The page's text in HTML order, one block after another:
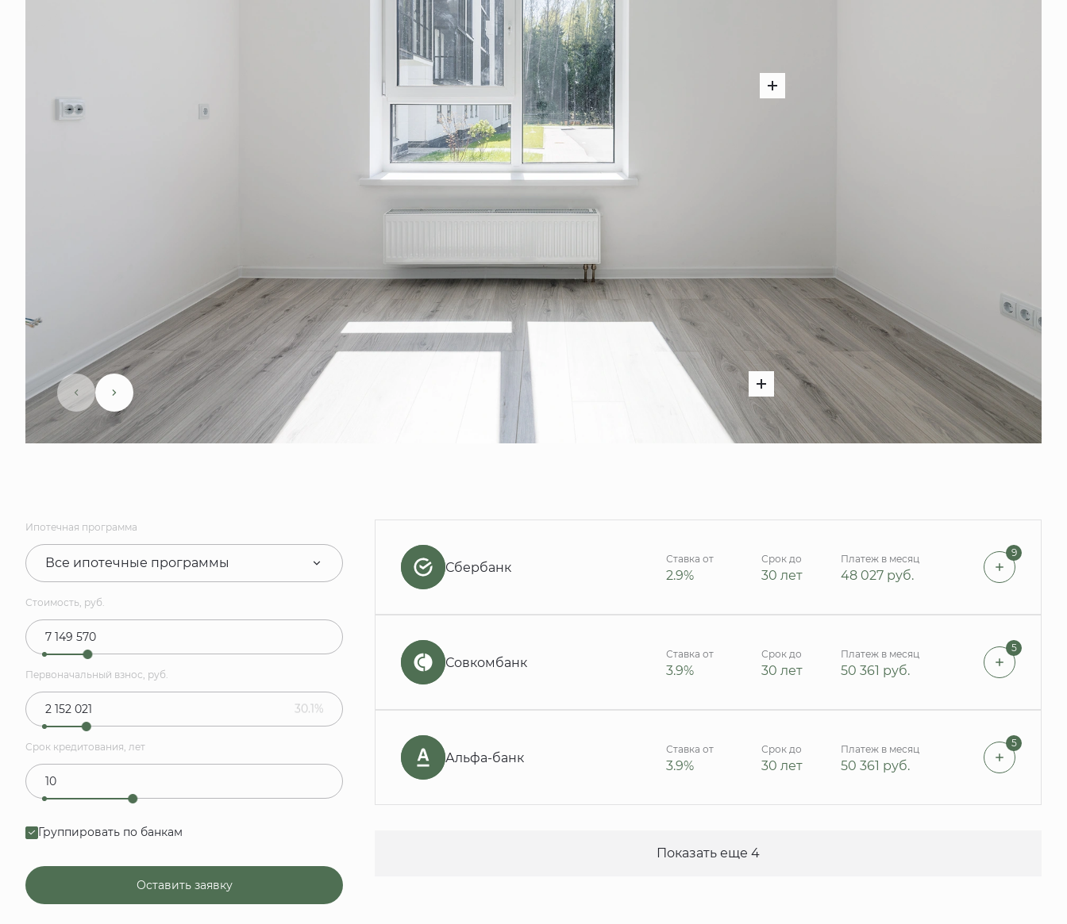
Ипотечная программа
Все ипотечные программы
Стоимость, руб.
Первоначальный взнос, руб.
30.1%
Срок кредитования, лет
Группировать по банкам
Оставить заявку
Сбербанк
Ставка от
2.9%
Срок до
30 лет
Платеж в месяц
48 027 руб.
9
Совкомбанк
Ставка от
3.9%
Срок до
30 лет
Платеж в месяц
50 361 руб.
5
Альфа-банк
Ставка от
3.9%
Срок до
30 лет
Платеж в месяц
50 361 руб.
5
Показать еще 4